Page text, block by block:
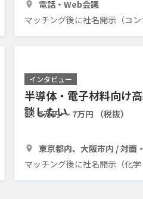
電話・Web会議
マッチング後に社名開示（コン
インタビュー
半導体・電子材料向け
談したい
5万円 〜 7万円 （税抜）
東京都内、大阪市内 / 対面
マッチング後に社名開示（化学